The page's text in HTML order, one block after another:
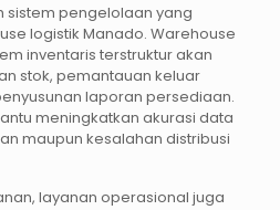
sistem pengelolaan yang
logistik Manado. Warehouse
inventaris terstruktur akan
stok, pemantauan keluar
laporan persediaan.
meningkatkan akurasi data
maupun kesalahan distribusi
layanan operasional juga